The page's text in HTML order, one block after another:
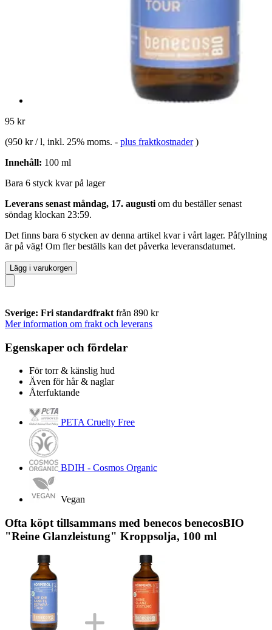
95 kr
(950 kr / l, inkl. 25% moms. - plus fraktkostnader )
Innehåll: 100 ml
Bara 6 styck kvar på lager
Leverans senast måndag, 17. augusti om du beställer senast
söndag klockan 23:59.
Det finns bara 6 stycken av denna artikel kvar i vårt lager. Påfyllning
är på väg! Om fler beställs kan det påverka leveransdatumet.
Lägg i varukorgen
Sverige: Fri standardfrakt från 890 kr
Mer information om frakt och leverans
Egenskaper och fördelar
För torr & känslig hud
Även för hår & naglar
Återfuktande
PETA Cruelty Free
BDIH - Cosmos Organic
Vegan
Ofta köpt tillsammans med benecos benecosBIO
"Reine Glanzleistung" Kroppsolja, 100 ml